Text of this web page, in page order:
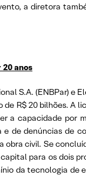
a diretora
anos
S.A. (ENBPar) e
R$ 20 bilhões. A
a capacidade por
de denúncias de
civil. Se
para os dois
da tecnologia